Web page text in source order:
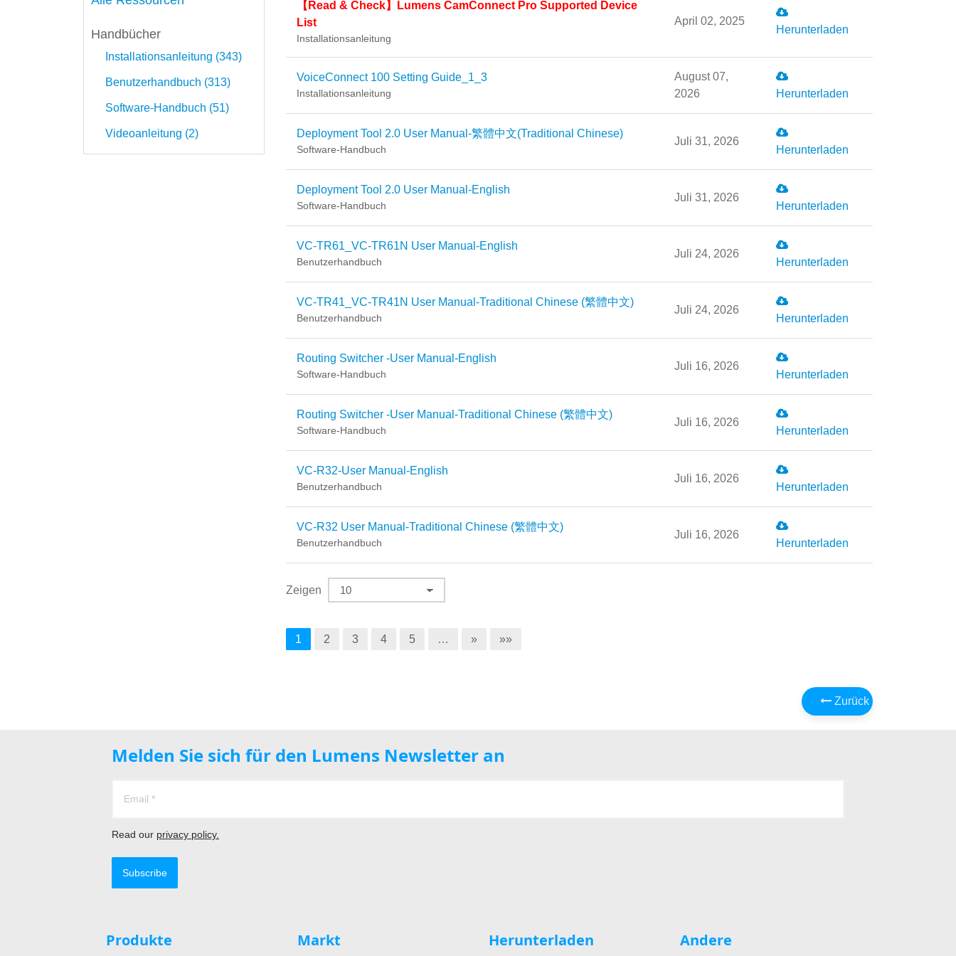
Handbücher
Installationsanleitung (343)
Benutzerhandbuch (313)
Software-Handbuch (51)
Videoanleitung (2)
【Read & Check】Lumens CamConnect Pro Supported Device
List
Installationsanleitung
April 02, 2025
Herunterladen
VoiceConnect 100 Setting Guide_1_3
Installationsanleitung
August 07,
2026
Herunterladen
Deployment Tool 2.0 User Manual-繁體中文(Traditional Chinese)
Software-Handbuch
Juli 31, 2026
Herunterladen
Deployment Tool 2.0 User Manual-English
Software-Handbuch
Juli 31, 2026
Herunterladen
VC-TR61_VC-TR61N User Manual-English
Benutzerhandbuch
Juli 24, 2026
Herunterladen
VC-TR41_VC-TR41N User Manual-Traditional Chinese (繁體中文)
Benutzerhandbuch
Juli 24, 2026
Herunterladen
Routing Switcher -User Manual-English
Software-Handbuch
Juli 16, 2026
Herunterladen
Routing Switcher -User Manual-Traditional Chinese (繁體中文)
Software-Handbuch
Juli 16, 2026
Herunterladen
VC-R32-User Manual-English
Benutzerhandbuch
Juli 16, 2026
Herunterladen
VC-R32 User Manual-Traditional Chinese (繁體中文)
Benutzerhandbuch
Juli 16, 2026
Herunterladen
Zeigen
1 2 3 4 5 … » »»
Zurück
Melden Sie sich für den Lumens Newsletter an
Read our privacy policy.
Subscribe
Produkte Markt Herunterladen Andere